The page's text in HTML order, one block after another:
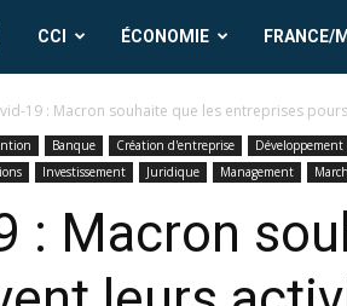
CCI
News
CCI ÉCONOMIE FRANCE/
19 : Macron souhaite que les entreprises
Banque Création d'entreprise
Investissement Juridique Management
: Macron